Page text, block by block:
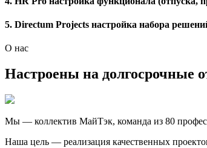
5. Directum Projects настройка набора
О нас
Настроены на долгосрочные
Мы — коллектив МайТэк, команда из 80
Наша цель — реализация качественных